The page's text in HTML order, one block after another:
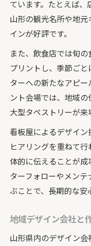
ています。たとえば、
山形の観光名所や地
インが好評です。
また、飲食店では旬
プリントし、季節ご
ターへの新たなアピ
ント会場では、地域
大型タペストリーが来
看板屋によるデザイ
ヒアリングを重ねて
体的に伝えることが
ターフォローやメン
ぶことで、長期的な安
地域デザイン会社と
山形県内のデザイン